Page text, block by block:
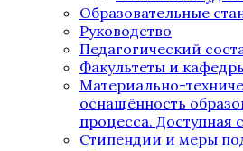
Образовательные
Руководство
Педагогический
Факультеты и
Материально-
оснащённость
процесса. Доступная
Стипендии и меры